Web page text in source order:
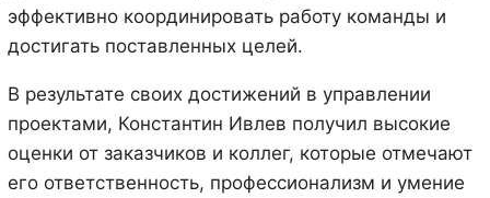
эффективно координировать работу команды и
достигать поставленных целей.
В результате своих достижений в управлении
проектами, Константин Ивлев получил высокие
оценки от заказчиков и коллег, которые отмечают
его ответственность, профессионализм и умение